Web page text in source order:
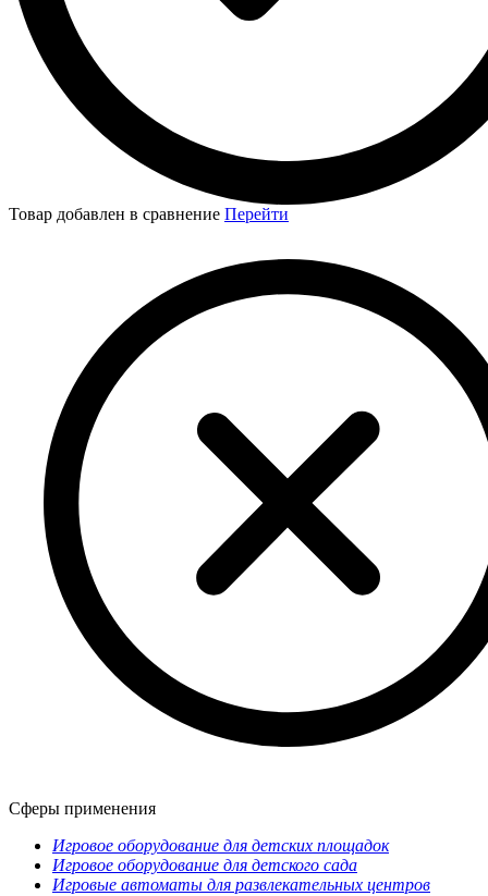
Товар добавлен в сравнение Перейти
Сферы применения
Игровое оборудование для детских площадок
Игровое оборудование для детского сада
Игровые автоматы для развлекательных центров